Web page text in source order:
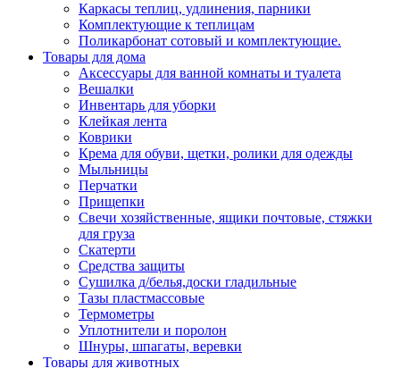
Каркасы теплиц, удлинения, парники
Комплектующие к теплицам
Поликарбонат сотовый и комплектующие.
Товары для дома
Аксессуары для ванной комнаты и туалета
Вешалки
Инвентарь для уборки
Клейкая лента
Коврики
Крема для обуви, щетки, ролики для одежды
Мыльницы
Перчатки
Прищепки
Свечи хозяйственные, ящики почтовые, стяжки
для груза
Скатерти
Средства защиты
Сушилка д/белья,доски гладильные
Тазы пластмассовые
Термометры
Уплотнители и поролон
Шнуры, шпагаты, веревки
Товары для животных